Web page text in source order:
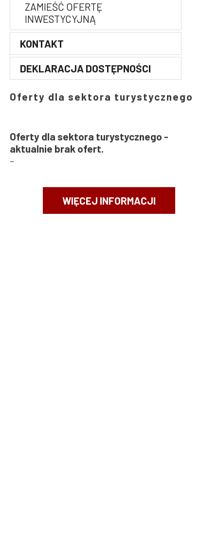
NAJWIĘKSZE FIRMY
NAJWIĘKSZE FIRMY
POZASTREFOWE ZE WZGLĘDU
NA WIELKOŚĆ ZATRUDNIENIA
WSSE PODSTREFA
DZIERŻONIÓW
ZAMIEŚĆ OFERTĘ
INWESTYCYJNĄ
KONTAKT
DEKLARACJA DOSTĘPNOŚCI
Oferty dla sektora turystycznego
Oferty dla sektora turystycznego -
aktualnie brak ofert.
-
WIĘCEJ INFORMACJI